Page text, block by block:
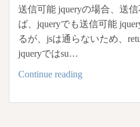
送信可能 jqueryの場合、送信
ば、jqueryでも送信可能
るが、jsは通らないため、
jqueryではsu…
Continue reading
セ